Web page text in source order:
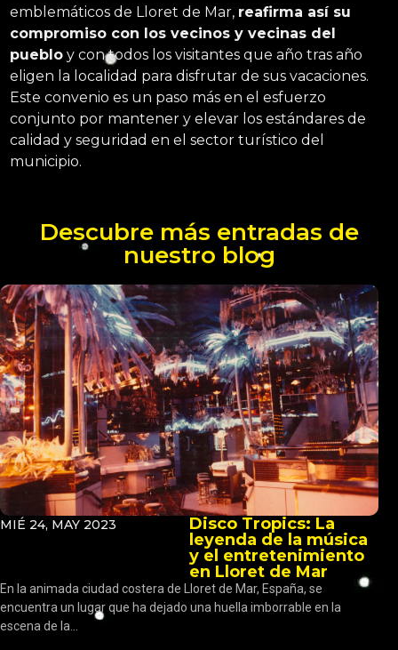
emblemáticos de Lloret de Mar, reafirma así su
compromiso con los vecinos y vecinas del
pueblo y con todos los visitantes que año tras año
eligen la localidad para disfrutar de sus vacaciones.
Este convenio es un paso más en el esfuerzo
conjunto por mantener y elevar los estándares de
calidad y seguridad en el sector turístico del
municipio.
Descubre más entradas de
nuestro blog
MIÉ 24, MAY 2023
Disco Tropics: La
leyenda de la música
y el entretenimiento
en Lloret de Mar
En la animada ciudad costera de Lloret de Mar, España, se
encuentra un lugar que ha dejado una huella imborrable en la
escena de la...